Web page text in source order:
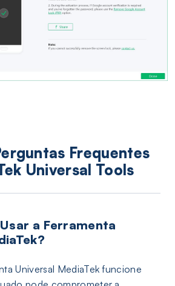
Frequentes
Universal Tools
a Ferramenta
Universal MediaTek funcione